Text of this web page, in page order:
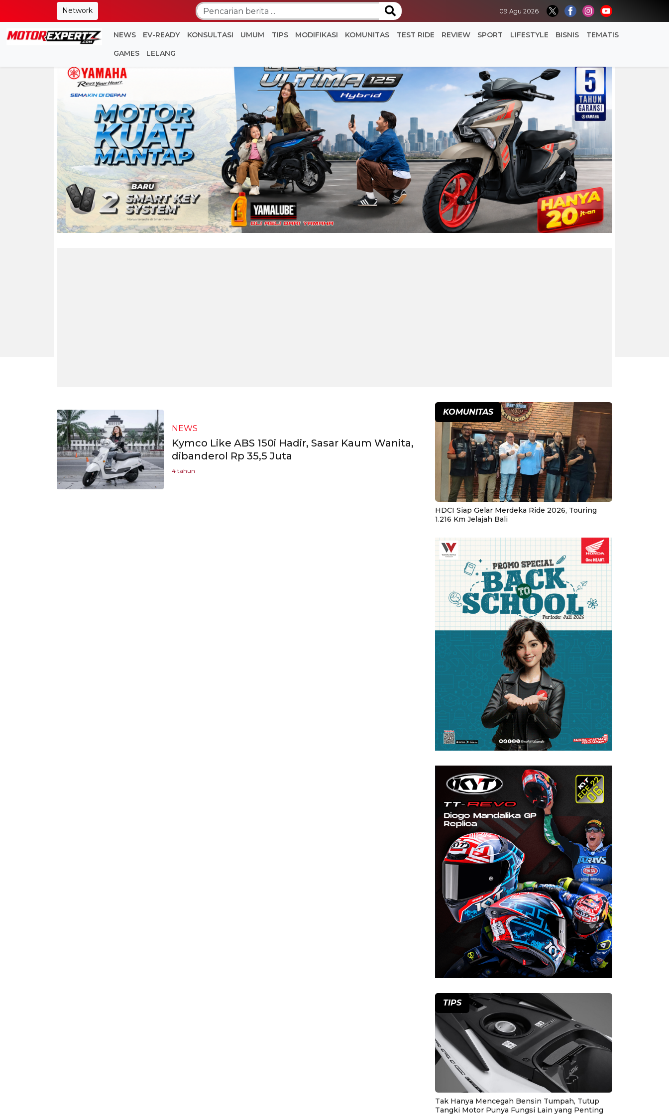
Network 09 Agu 2026
NEWS EV-READY KONSULTASI UMUM TIPS MODIFIKASI KOMUNITAS TEST RIDE REVIEW SPORT LIFESTYLE BISNIS TEMATIS
GAMES LELANG
NEWS
Kymco Like ABS 150i Hadir, Sasar Kaum Wanita,
dibanderol Rp 35,5 Juta
4 tahun
KOMUNITAS
HDCI Siap Gelar Merdeka Ride 2026, Touring
1.216 Km Jelajah Bali
TIPS
Tak Hanya Mencegah Bensin Tumpah, Tutup
Tangki Motor Punya Fungsi Lain yang Penting